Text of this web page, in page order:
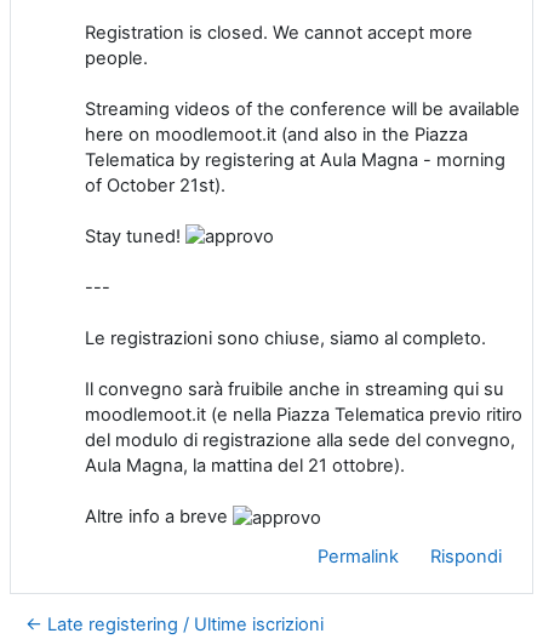
Registration is closed. We cannot accept more
people.
Streaming videos of the conference will be available
here on moodlemoot.it (and also in the Piazza
Telematica by registering at Aula Magna - morning
of October 21st).
Stay tuned!
---
Le registrazioni sono chiuse, siamo al completo.
Il convegno sarà fruibile anche in streaming qui su
moodlemoot.it (e nella Piazza Telematica previo ritiro
del modulo di registrazione alla sede del convegno,
Aula Magna, la mattina del 21 ottobre).
Altre info a breve
Permalink
Rispondi
← Late registering / Ultime iscrizioni